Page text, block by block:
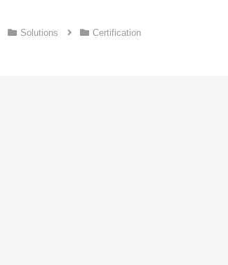
Solutions Certification